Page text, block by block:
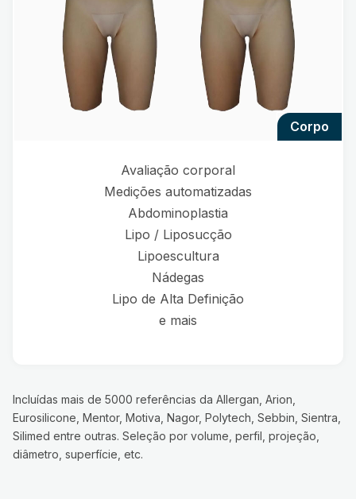
corpo
Avaliação corporal
Medições automatizadas
Abdominoplastia
Lipo / Liposucção
Lipoescultura
Nádegas
Lipo de Alta Definição
e mais
Incluídas mais de 5000 referências da Allergan, Arion,
Eurosilicone, Mentor, Motiva, Nagor, Polytech, Sebbin, Sientra,
Silimed entre outras. Seleção por volume, perfil, projeção,
diâmetro, superfície, etc.